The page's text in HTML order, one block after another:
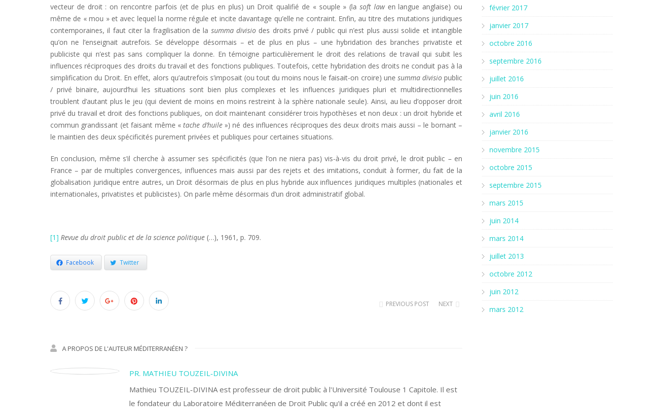
vecteur de droit : on rencontre parfois (et de plus en plus) un Droit qualifié de « souple » (la soft law en langue anglaise) ou
même de « mou » et avec lequel la norme régule et incite davantage qu’elle ne contraint. Enfin, au titre des mutations juridiques
contemporaines, il faut citer la fragilisation de la summa divisio des droits privé / public qui n’est plus aussi solide et intangible
qu’on ne l’enseignait autrefois. Se développe désormais – et de plus en plus – une hybridation des branches privatiste et
publiciste qui n’est pas sans compliquer la donne. En témoigne particulièrement le droit des relations de travail qui subit les
influences réciproques des droits du travail et des fonctions publiques. Toutefois, cette hybridation des droits ne conduit pas à la
simplification du Droit. En effet, alors qu’autrefois s’imposait (ou tout du moins nous le faisait-on croire) une summa divisiopublic
/ privé binaire, aujourd’hui les situations sont bien plus complexes et les influences juridiques pluri et multidirectionnelles
troublent d’autant plus le jeu (qui devient de moins en moins restreint à la sphère nationale seule). Ainsi, au lieu d’opposer droit
privé du travail et droit des fonctions publiques, on doit maintenant considérer trois hypothèses et non deux : un droit hybride et
commun grandissant (et faisant même «tache d’huile») né des influences réciproques des deux droits mais aussi – le bornant –
le maintien des deux spécificités purement privées et publiques pour certaines situations.
En conclusion, même s’il cherche à assumer ses spécificités (que l’on ne niera pas) vis-à-vis du droit privé, le droit public – en
France – par de multiples convergences, influences mais aussi par des rejets et des imitations, conduit à former, du fait de la
globalisation juridique entre autres, un Droit désormais de plus en plus hybride aux influences juridiques multiples (nationales et
internationales, privatistes et publicistes). On parle même désormais d’un droit administratif global.
[1] Revue du droit public et de la science politique (…), 1961, p. 709.
Facebook Twitter
PREVIOUS POST NEXT
A PROPOS DE L'AUTEUR MÉDITERRANÉEN ?
PR. MATHIEU TOUZEIL-DIVINA
Mathieu TOUZEIL-DIVINA est professeur de droit public à l'Université Toulouse 1 Capitole. Il est
le fondateur du Laboratoire Méditerranéen de Droit Public qu'il a créé en 2012 et dont il est
février 2017
janvier 2017
octobre 2016
septembre 2016
juillet 2016
juin 2016
avril 2016
janvier 2016
novembre 2015
octobre 2015
septembre 2015
mars 2015
juin 2014
mars 2014
juillet 2013
octobre 2012
juin 2012
mars 2012